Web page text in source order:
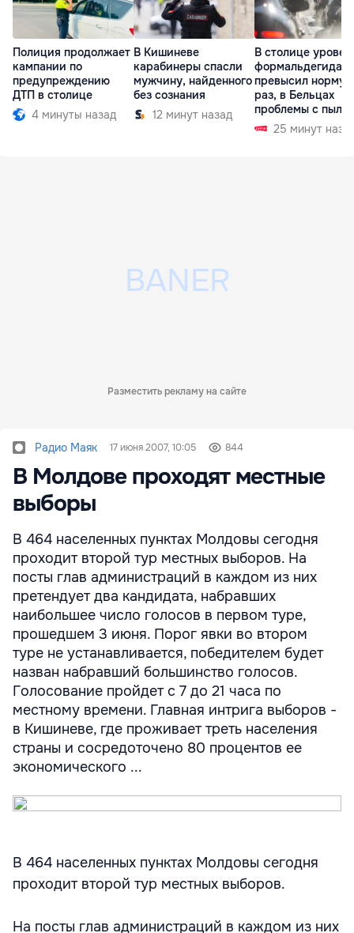
Полиция продолжает
кампании по
предупреждению
ДТП в столице
4 минуты назад
В Кишиневе
карабинеры спасли
мужчину, найденного
без сознания
12 минут назад
В столице
формальдегида
превысил норму
раз, в Бельцах
проблемы с
25 минут
Разместить рекламу на сайте
Радио Маяк 17 июня 2007, 10:05 844
В Молдове проходят местные
выборы
В 464 населенных пунктах Молдовы сегодня
проходит второй тур местных выборов. На
посты глав администраций в каждом из них
претендует два кандидата, набравших
наибольшее число голосов в первом туре,
прошедшем 3 июня. Порог явки во втором
туре не устанавливается, победителем будет
назван набравший большинство голосов.
Голосование пройдет с 7 до 21 часа по
местному времени. Главная интрига выборов -
в Кишиневе, где проживает треть населения
страны и сосредоточено 80 процентов ее
экономического ...
В 464 населенных пунктах Молдовы сегодня
проходит второй тур местных выборов.
На посты глав администраций в каждом из них